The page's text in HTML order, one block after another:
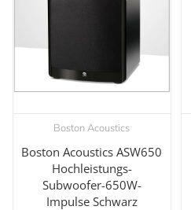
Boston Acoustics
Boston Acoustics ASW650
Hochleistungs-
Subwoofer-650W-
Impulse Schwarz